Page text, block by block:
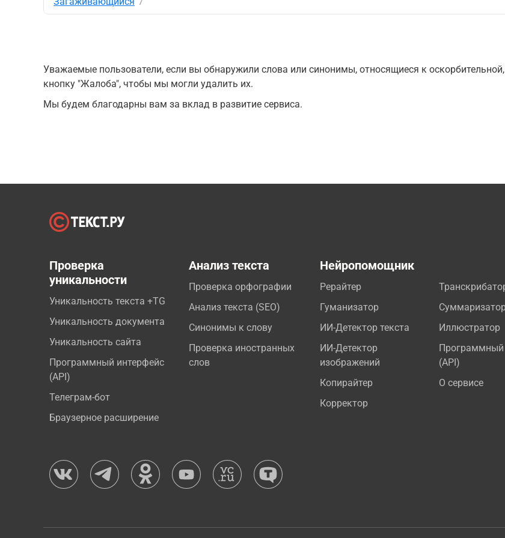
Уважаемые пользователи, если вы обнаружили слова или синонимы, относящиеся к
кнопку "Жалоба", чтобы мы могли удалить их.
Мы будем благодарны вам за вклад в развитие сервиса.
Проверка
уникальности
Уникальность текста +TG
Уникальность документа
Уникальность сайта
Программный интерфейс
(API)
Телеграм-бот
Браузерное расширение
Анализ текста
Проверка орфографии
Анализ текста (SEO)
Синонимы к слову
Проверка иностранных
слов
Нейропомощник
Рерайтер
Гуманизатор
ИИ-Детектор текста
ИИ-Детектор
изображений
Копирайтер
Корректор
Иллюстратор
Программный
(API)
О сервисе